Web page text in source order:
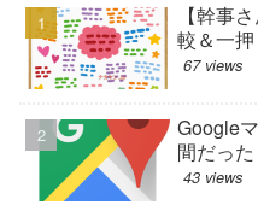
【幹事
較＆一
67 views
Google
間だった
43 views